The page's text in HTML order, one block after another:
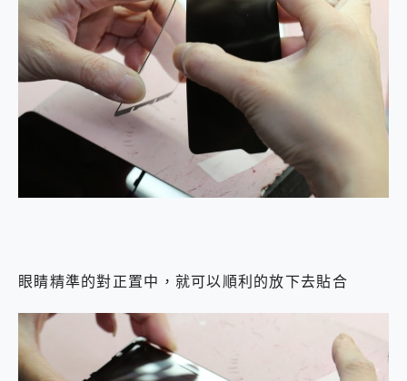
眼睛精準的對正置中，就可以順利的放下去貼合